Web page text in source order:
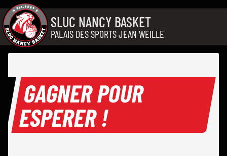
Aller au contenu
SLUC NANCY BASKET
PALAIS DES SPORTS JEAN WEILLE
GAGNER POUR
ESPERER !